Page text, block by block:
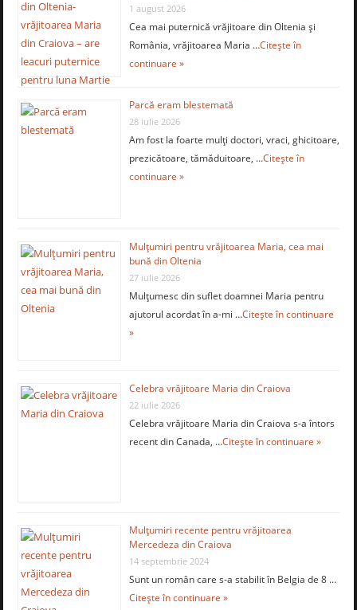
1 august 2026
Cea mai puternică vrăjitoare din Oltenia și
România, vrăjitoarea Maria …Citește în
continuare »
Parcă eram blestemată
28 iulie 2026
Am fost la foarte mulţi doctori, vraci, ghicitoare,
prezicătoare, tămăduitoare, …Citește în
continuare »
Mulţumiri pentru vrăjitoarea Maria, cea mai
bună din Oltenia
27 iulie 2026
Mulţumesc din suflet doamnei Maria pentru
ajutorul acordat în a-mi …Citește în continuare
»
Celebra vrăjitoare Maria din Craiova
22 iulie 2026
Celebra vrăjitoare Maria din Craiova s-a întors
recent din Canada, …Citește în continuare »
Mulţumiri recente pentru vrăjitoarea
Mercedeza din Craiova
14 septembrie 2024
Sunt un român care s-a stabilit în Belgia de 8 …
Citește în continuare »